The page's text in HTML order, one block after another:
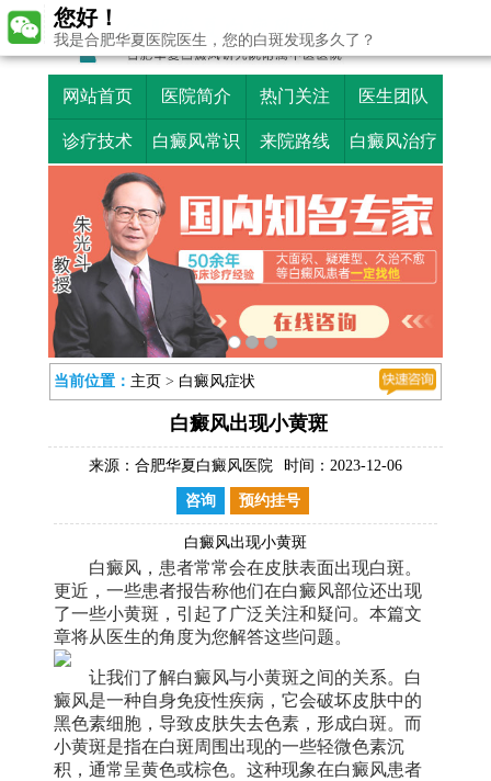
网站首页 医院简介 热门关注 医生团队
诊疗技术 白癜风常识 来院路线 白癜风治疗
当前位置： 主页 > 白癜风症状
白癜风出现小黄斑
来源： 合肥华夏白癜风医院 时间：2023-12-06
咨询 预约挂号
白癜风出现小黄斑
白癜风，患者常常会在皮肤表面出现白斑。
更近，一些患者报告称他们在白癜风部位还出现
了一些小黄斑，引起了广泛关注和疑问。本篇文
章将从医生的角度为您解答这些问题。
让我们了解白癜风与小黄斑之间的关系。白
癜风是一种自身免疫性疾病，它会破坏皮肤中的
黑色素细胞，导致皮肤失去色素，形成白斑。而
小黄斑是指在白斑周围出现的一些轻微色素沉
积，通常呈黄色或棕色。这种现象在白癜风患者
您好！
我是合肥华夏医院医生，您的白斑发现多久了？